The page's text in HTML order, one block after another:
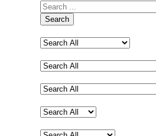
Search